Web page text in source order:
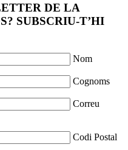
DE LA
SUBSCRIU-T’HI
Nom
Cognoms
Correu
Codi Postal